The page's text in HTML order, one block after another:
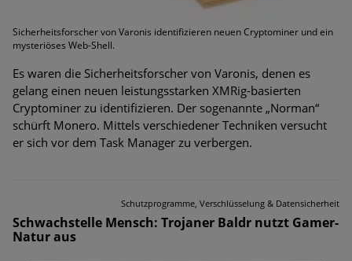
Sicherheitsforscher von Varonis identifizieren neuen Cryptominer und ein
mysteriöses Web-Shell.
Es waren die Sicherheitsforscher von Varonis, denen es
gelang einen neuen leistungsstarken XMRig-basierten
Cryptominer zu identifizieren. Der sogenannte „Norman“
schürft Monero. Mittels verschiedener Techniken versucht
er sich vor dem Task Manager zu verbergen.
Schutzprogramme, Verschlüsselung & Datensicherheit
Schwachstelle Mensch: Trojaner Baldr nutzt Gamer-
Natur aus